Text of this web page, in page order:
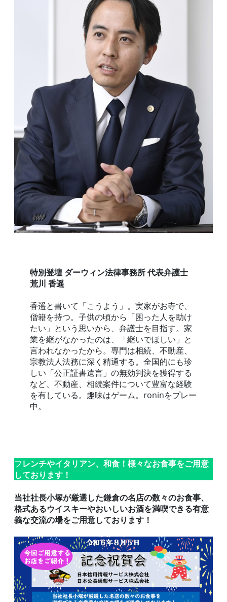
特別登壇 ダーウィン法律事務所 代表弁護士
荒川 香遥
香遥と書いて「こうよう」。実家がお寺で、
僧籍を持つ。子供の頃から「困った人を助け
たい」という思いから、弁護士を目指す。家
業を継がなかったのは、「継いでほしい」と
言われなかったから。専門は相続、不動産、
宗教法人法務に深く精通する。全国的にも珍
しい「公正証書遺言」の無効判決を獲得する
など、不動産、相続案件について豊富な経験
を有している。趣味はゲーム。roninをプレー
中。
フレンチやイタリアン、和食！様々なお食事をご用意
しております！
当社社長小塚が厳選した鎌倉の名店の数々のお食事、
格式あるウイスキーやおいしいお酒を満喫できる有意
義な交流の場をご用意しております！